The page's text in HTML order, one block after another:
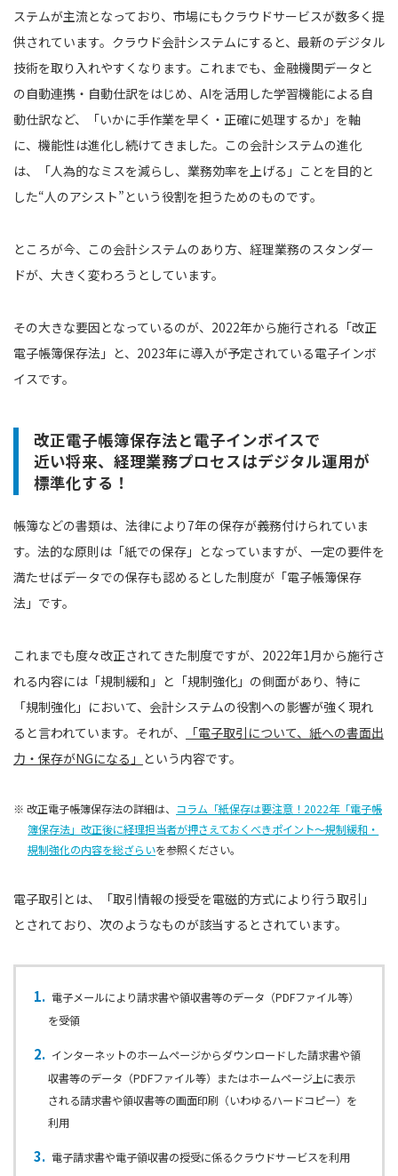
ステムが主流となっており、市場にもクラウドサービスが数多く提
供されています。クラウド会計システムにすると、最新のデジタル
技術を取り入れやすくなります。これまでも、金融機関データと
の自動連携・自動仕訳をはじめ、AIを活用した学習機能による自
動仕訳など、「いかに手作業を早く・正確に処理するか」を軸
に、機能性は進化し続けてきました。この会計システムの進化
は、「人為的なミスを減らし、業務効率を上げる」ことを目的と
した“人のアシスト”という役割を担うためのものです。
ところが今、この会計システムのあり方、経理業務のスタンダー
ドが、大きく変わろうとしています。
その大きな要因となっているのが、2022年から施行される「改正
電子帳簿保存法」と、2023年に導入が予定されている電子インボ
イスです。
改正電子帳簿保存法と電子インボイスで
近い将来、経理業務プロセスはデジタル運用が
標準化する！
帳簿などの書類は、法律により7年の保存が義務付けられていま
す。法的な原則は「紙での保存」となっていますが、一定の要件を
満たせばデータでの保存も認めるとした制度が「電子帳簿保存
法」です。
これまでも度々改正されてきた制度ですが、2022年1月から施行さ
れる内容には「規制緩和」と「規制強化」の側面があり、特に
「規制強化」において、会計システムの役割への影響が強く現れ
ると言われています。それが、
「電子取引について、紙への書面出
力・保存がNGになる」 という内容です。
※ 改正電子帳簿保存法の詳細は、 コラム「紙保存は要注意！2022年「電子帳
簿保存法」改正後に経理担当者が押さえておくべきポイント〜規制緩和・
規制強化の内容を総ざらいを参照ください。
電子取引とは、「取引情報の授受を電磁的方式により行う取引」
とされており、次のようなものが該当するとされています。
電子メールにより請求書や領収書等のデータ（PDFファイル等）
を受領
インターネットのホームページからダウンロードした請求書や領
収書等のデータ（PDFファイル等）またはホームページ上に表示
される請求書や領収書等の画面印刷（いわゆるハードコピー）を
利用
電子請求書や電子領収書の授受に係るクラウドサービスを利用